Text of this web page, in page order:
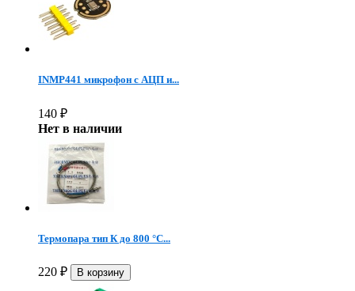
INMP441 микрофон c АЦП и...
140 ₽
Нет в наличии
Термопара тип К до 800 °C...
220 ₽